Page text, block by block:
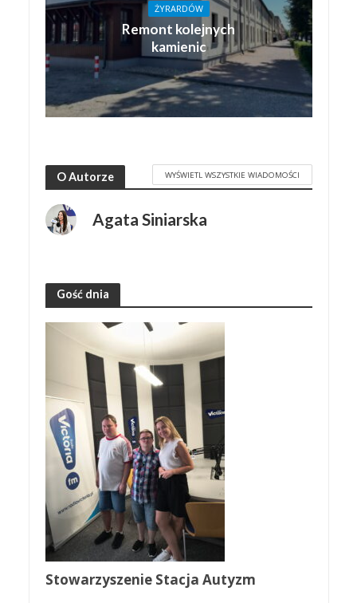
ŻYRARDÓW
Remont kolejnych
kamienic
O Autorze WYŚWIETL WSZYSTKIE WIADOMOŚCI
Agata Siniarska
Gość dnia
Stowarzyszenie Stacja Autyzm